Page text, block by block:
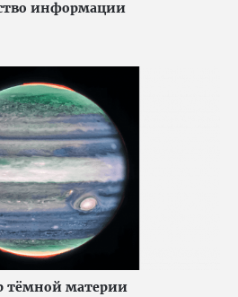
информации
тёмной материи